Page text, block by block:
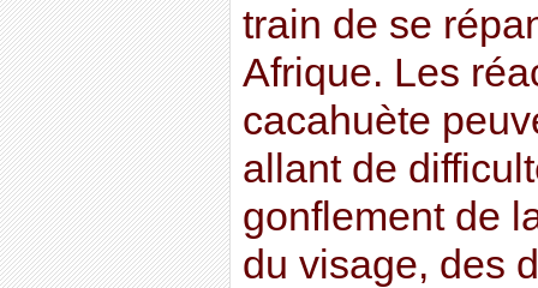
train de se
Afrique. Les
cacahuète
allant de
gonflement de
du visage, des